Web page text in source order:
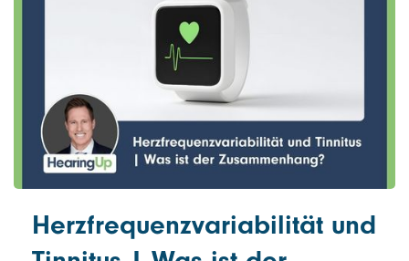
Herzfrequenzvariabilität und